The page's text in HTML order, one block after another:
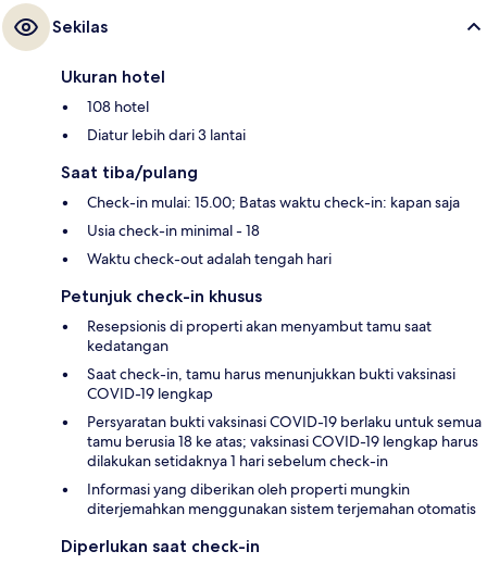
Sekilas
Ukuran hotel
108 hotel
Diatur lebih dari 3 lantai
Saat tiba/pulang
Check-in mulai: 15.00; Batas waktu check-in: kapan saja
Usia check-in minimal - 18
Waktu check-out adalah tengah hari
Petunjuk check-in khusus
Resepsionis di properti akan menyambut tamu saat
kedatangan
Saat check-in, tamu harus menunjukkan bukti vaksinasi
COVID-19 lengkap
Persyaratan bukti vaksinasi COVID-19 berlaku untuk semua
tamu berusia 18 ke atas; vaksinasi COVID-19 lengkap harus
dilakukan setidaknya 1 hari sebelum check-in
Informasi yang diberikan oleh properti mungkin
diterjemahkan menggunakan sistem terjemahan otomatis
Diperlukan saat check-in